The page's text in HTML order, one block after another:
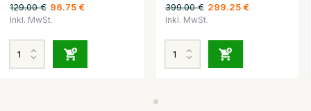
129.00 € 96.75 €
Inkl. MwSt.
399.00 € 299.25 €
Inkl. MwSt.